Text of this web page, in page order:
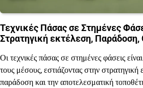
Τεχνικές Πάσας σε Στημένες
Στρατηγική εκτέλεση, Παράδοση,
Οι τεχνικές πάσας σε στημένες φάσεις
τους μέσους, εστιάζοντας στην στρατηγική
παράδοση και την αποτελεσματική